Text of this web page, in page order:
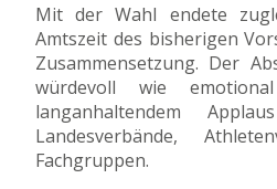
Mit der Wahl endete
Amtszeit des bisherigen
Zusammensetzung. Der
würdevoll wie
langanhaltendem
Landesverbände,
Fachgruppen.